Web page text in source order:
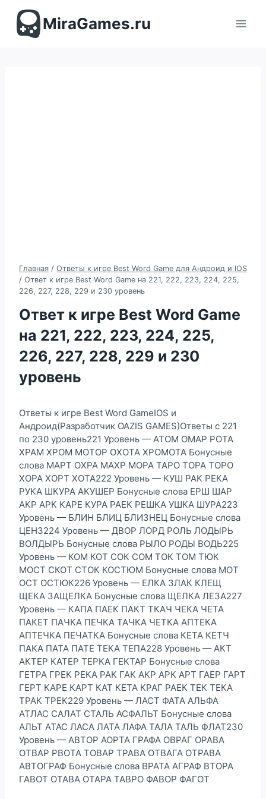
содержимомуMiraGames.ru
Главная / Ответы к игре Best Word Game для Андроид и IOS
/ Ответ к игре Best Word Game на 221, 222, 223, 224, 225,
226, 227, 228, 229 и 230 уровень
Ответ к игре Best Word Game
на 221, 222, 223, 224, 225,
226, 227, 228, 229 и 230
уровень
Ответы к игре Best Word GameIOS и
Андроид(Разработчик OAZIS GAMES)Ответы с 221
по 230 уровень221 Уровень — АТОМ ОМАР РОТА
ХРАМ ХРОМ МОТОР ОХОТА ХРОМОТА Бонусные
слова МАРТ ОХРА МАХР МОРА ТАРО ТОРА ТОРО
ХОРА ХОРТ ХОТА222 Уровень — КУШ РАК РЕКА
РУКА ШКУРА АКУШЕР Бонусные слова ЕРШ ШАР
АКР АРК КАРЕ КУРА РАЕК РЕШКА УШКА ШУРА223
Уровень — БЛИН БЛИЦ БЛИЗНЕЦ Бонусные слова
ЦЕНЗ224 Уровень — ДВОР ЛОРД РОЛЬ ЛОДЫРЬ
ВОЛДЫРЬ Бонусные слова РЫЛО РОДЫ ВОДЬ225
Уровень — КОМ КОТ СОК СОМ ТОК ТОМ ТЮК
МОСТ СКОТ СТОК КОСТЮМ Бонусные слова МОТ
ОСТ ОСТЮК226 Уровень — ЕЛКА ЗЛАК КЛЕЩ
ЩЕКА ЗАЩЕЛКА Бонусные слова ЩЕЛКА ЛЕЗА227
Уровень — КАПА ПАЕК ПАКТ ТКАЧ ЧЕКА ЧЕТА
ПАКЕТ ПАЧКА ПЕЧКА ТАЧКА ЧЕТКА АПТЕКА
АПТЕЧКА ПЕЧАТКА Бонусные слова КЕТА КЕТЧ
ПАКА ПАТА ПАТЕ ТЕКА ТЕПА228 Уровень — АКТ
АКТЕР КАТЕР ТЕРКА ГЕКТАР Бонусные слова
ГЕТРА ГРЕК РЕКА РАК ГАК АКР АРК АРТ ГАЕР ГАРТ
ГЕРТ КАРЕ КАРТ КАТ КЕТА КРАГ РАЕК ТЕК ТЕКА
ТРАК ТРЕК229 Уровень — ЛАСТ ФАТА АЛЬФА
АТЛАС САЛАТ СТАЛЬ АСФАЛЬТ Бонусные слова
АЛЬТ АТАС ЛАСА ЛАТА ЛАФА ТАЛА ТАЛЬ ФЛАТ230
Уровень — АВТОР АОРТА ГРАФА ОВРАГ ОРАВА
ОТВАР РВОТА ТОВАР ТРАВА ОТВАГА ОТРАВА
АВТОГРАФ Бонусные слова ВРАТА АГРАФ ВТОРА
ГАВОТ ОТАВА ОТАРА ТАВРО ФАВОР ФАГОТ